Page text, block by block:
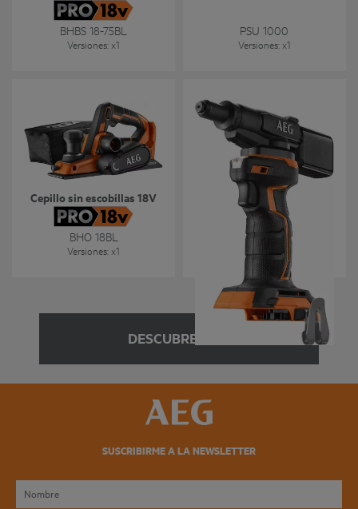
BHBS 18-75BL
Versiones: x1
PSU 1000
Versiones: x1
Cepillo sin escobillas 18V
BHO 18BL
Versiones: x1
Remachadora 18V
BNZ 18
Versiones : x
DESCUBRE MÁS
SUSCRIBIRME A LA NEWSLETTER